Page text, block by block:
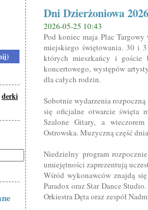
derki
Dni Dzierżoniowa 2026
2026-05-25 10:43
Pod koniec maja Plac
miejskiego świętowania. 30 i
których mieszkańcy i goście
koncertowego, występów
dla całych rodzin.
Sobotnie wydarzenia
się oficjalne otwarcie święta
Szalone Gitary, a
Ostrowska. Muzyczną część
Niedzielny program
umiejętności zaprezentują
Wśród wykonawców znajdą
Paradox oraz Star Dance
Orkiestra Dęta oraz zespół